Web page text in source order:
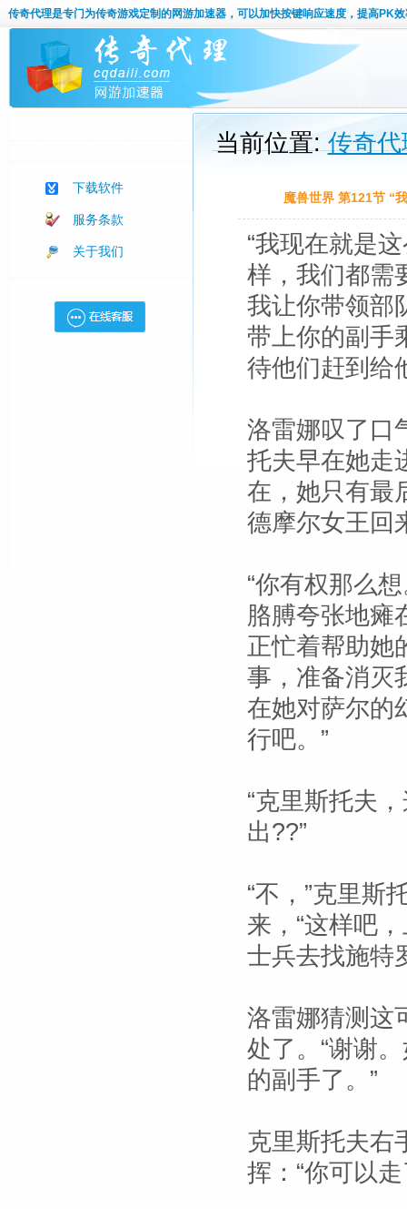
传奇代理是专门为传奇游戏定制的网游加速器，可以加快按键响应速度，提高PK效
下载软件
服务条款
关于我们
当前位置:传奇代
魔兽世界 第121节 “
“我现在就是
样，我们都需
我让你带领部
带上你的副手
待他们赶到给
洛雷娜叹了口
托夫早在她走
在，她只有最
德摩尔女王回
“你有权那么
胳膊夸张地瘫
正忙着帮助她
事，准备消灭
在她对萨尔的
行吧。”
“克里斯托夫
出??”
“不，”克里斯
来，“这样吧
士兵去找施特
洛雷娜猜测这
处了。“谢谢
的副手了。”
克里斯托夫右
挥：“你可以走